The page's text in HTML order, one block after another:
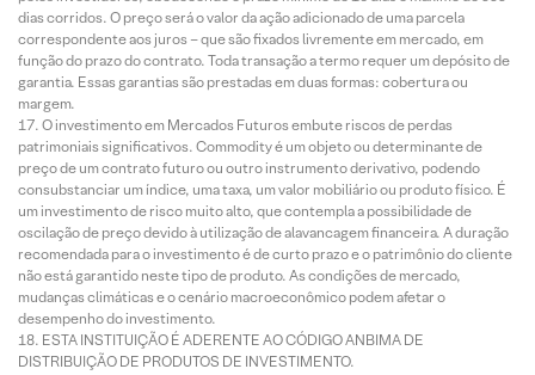
dias corridos. O preço será o valor da ação adicionado de uma parcela
correspondente aos juros – que são fixados livremente em mercado, em
função do prazo do contrato. Toda transação a termo requer um depósito de
garantia. Essas garantias são prestadas em duas formas: cobertura ou
margem.
O investimento em Mercados Futuros embute riscos de perdas
patrimoniais significativos. Commodity é um objeto ou determinante de
preço de um contrato futuro ou outro instrumento derivativo, podendo
consubstanciar um índice, uma taxa, um valor mobiliário ou produto físico. É
um investimento de risco muito alto, que contempla a possibilidade de
oscilação de preço devido à utilização de alavancagem financeira. A duração
recomendada para o investimento é de curto prazo e o patrimônio do cliente
não está garantido neste tipo de produto. As condições de mercado,
mudanças climáticas e o cenário macroeconômico podem afetar o
desempenho do investimento.
ESTA INSTITUIÇÃO É ADERENTE AO CÓDIGO ANBIMA DE
DISTRIBUIÇÃO DE PRODUTOS DE INVESTIMENTO.